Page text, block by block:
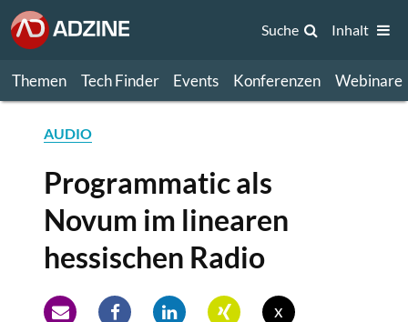
Themen Tech Finder Events Konferenzen Webinare
Suche Inhalt
AUDIO
Programmatic als
Novum im linearen
hessischen Radio
x